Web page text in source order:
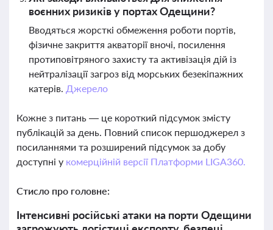
воєнних ризиків у портах Одещини?
Вводяться жорсткі обмеження роботи портів,
фізичне закриття акваторії вночі, посилення
протиповітряного захисту та активізація дій із
нейтралізації загроз від морських безекіпажних
катерів. Джерело
Кожне з питань — це короткий підсумок змісту
публікацій за день. Повний список першоджерел з
посиланнями та розширений підсумок за добу
доступні у комерційній версії Платформи LIGA360.
Стисло про головне:
Інтенсивні російські атаки на порти Одещини